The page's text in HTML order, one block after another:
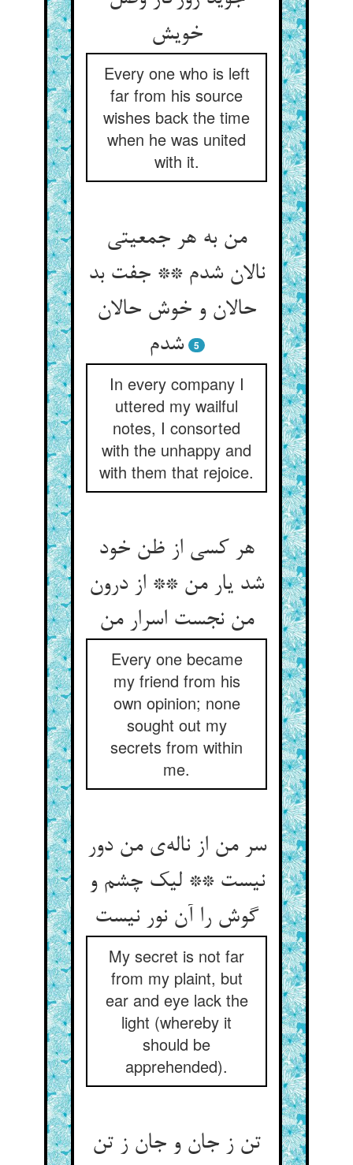
خویش‌‌
Every one who is left
far from his source
wishes back the time
when he was united
with it.
من به هر جمعیتی
نالان شدم ** جفت بد
حالان و خوش حالان
شدم‌‌
5
In every company I
uttered my wailful
notes, I consorted
with the unhappy and
with them that rejoice.
هر کسی از ظن خود
شد یار من ** از درون
Every one became
my friend from his
own opinion; none
sought out my
secrets from within
me.
سر من از ناله‌‌ی من دور
نیست ** لیک چشم و
My secret is not far
from my plaint, but
ear and eye lack the
light (whereby it
should be
apprehended).
تن ز جان و جان ز تن